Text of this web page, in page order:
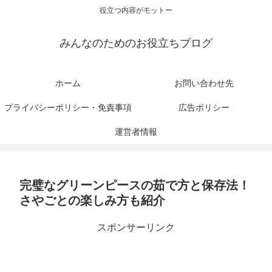
役立つ内容がモットー
みんなのためのお役立ちブログ
ホーム お問い合わせ先
プライバシーポリシー・免責事項 広告ポリシー
運営者情報
完璧なグリーンピースの茹で方と保存法！
さやごとの楽しみ方も紹介
スポンサーリンク